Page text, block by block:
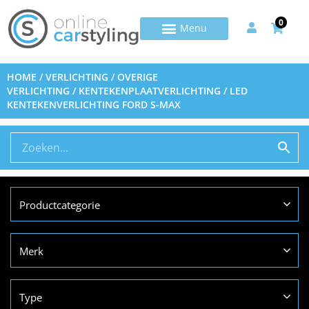
0
HOME /VERLICHTING /OVERIGE
VERLICHTING / KENTEKENPLAATVERLICHTING / LED
KENTEKENVERLICHTING FORD S-MAX
Productcategorie
Merk
Type